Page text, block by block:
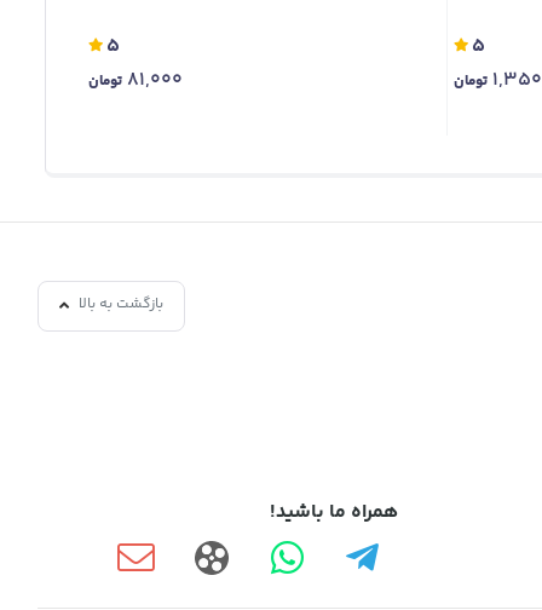
5
تومان
5
81,000 تومان
بازگشت به بالا
همراه ما باشید!